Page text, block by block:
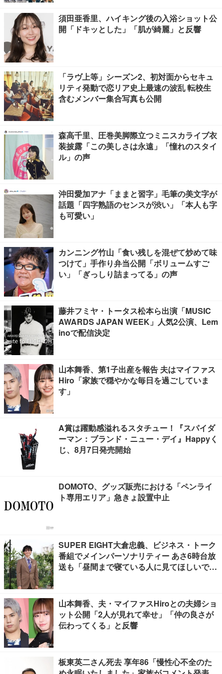
須田亜香里、ハイキング後の入浴ショット公
開「ドキッとした」「肌が綺麗」と反響
「ラヴ上等」シーズン2、初対面からセキュ
リティ発動で恋リア史上最速の波乱 転校生
含むメンバー集合写真も公開
森高千里、圧巻美脚際立つミニスカライブ衣
装披露「この美しさは永遠」「憧れのスタイ
ル」の声
沖田愛加アナ「ままと習字」毛筆の美文字が
話題「四字熟語のセンスが渋い」「本人も字
も可愛い」
カンニング竹山「食い残しを混ぜて炒めて味
つけて」手作り弁当公開「ボリュームすご
い」「ぎっしり詰まってる」の声
藤井フミヤ・トータス松本ら出演「MUSIC
AWARDS JAPAN WEEK」人気2公演、Lem
inoで配信決定
山本舞香、第1子出産を報告 夫はマイファス
Hiro「家族で穏やかな毎日を過ごしていま
す」
A賞は躍動感溢れるスタチュー！『スパイダ
ーマン：ブランド・ニュー・デイ』Happyく
じ、8月7日発売開始
DOMOTO、グッズ販売における「ペンライ
ト専用エリア」急きょ設置中止
SUPER EIGHT大倉忠義、ビジネス・トーク
番組でメインパーソナリティー あさ6時台放
送も「昼間まで寝ている人に見てほしいで
山本舞香、夫・マイファスHiroとの夫婦ショ
ット公開「2人が見れて幸せ」「仲の良さが
伝わってくる」と反響
板東英二さん死去 享年86「慢性心不全のた